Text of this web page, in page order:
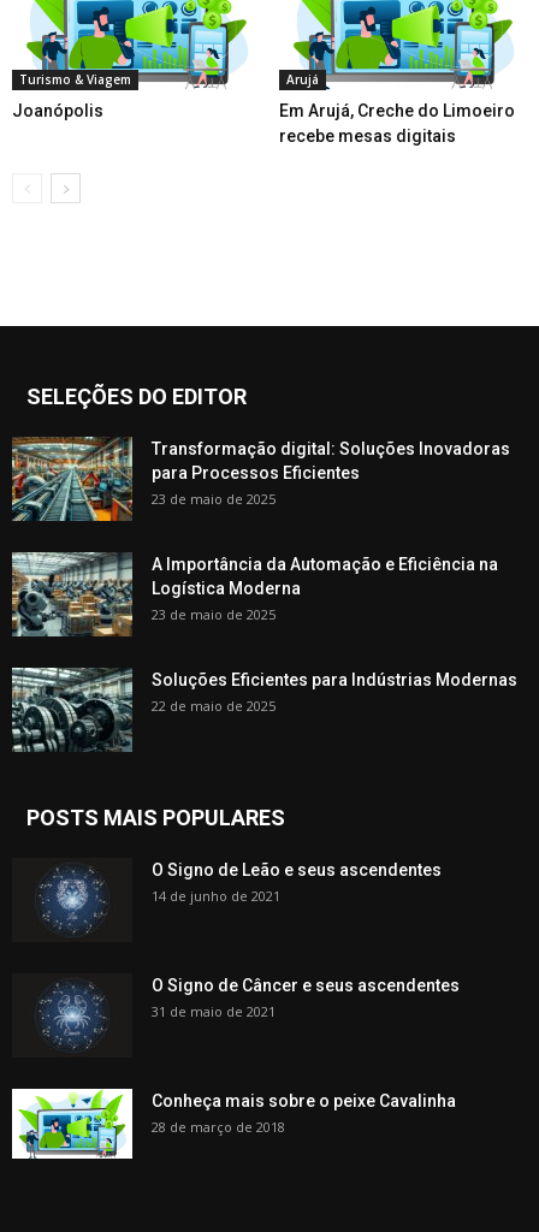
Turismo & Viagem
Joanópolis
Arujá
Em Arujá, Creche do Limoeiro
recebe mesas digitais
SELEÇÕES DO EDITOR
Transformação digital: Soluções Inovadoras
para Processos Eficientes
23 de maio de 2025
A Importância da Automação e Eficiência na
Logística Moderna
23 de maio de 2025
Soluções Eficientes para Indústrias Modernas
22 de maio de 2025
POSTS MAIS POPULARES
O Signo de Leão e seus ascendentes
14 de junho de 2021
O Signo de Câncer e seus ascendentes
31 de maio de 2021
Conheça mais sobre o peixe Cavalinha
28 de março de 2018